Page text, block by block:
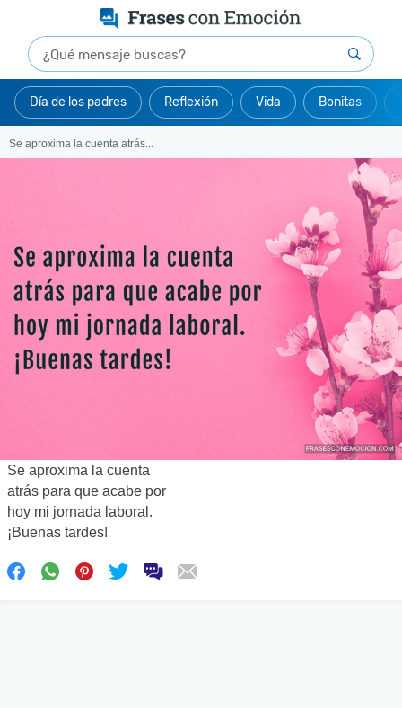
Día de los padres Reflexión Vida Bonitas
Se aproxima la cuenta atrás...
Se aproxima la cuenta
atrás para que acabe por
hoy mi jornada laboral.
¡Buenas tardes!